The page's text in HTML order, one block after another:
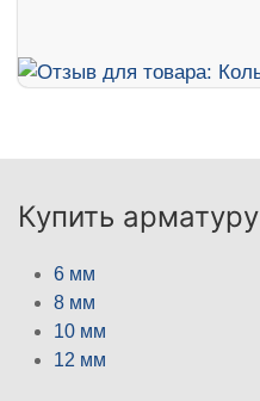
Купить арматуру
6 мм
8 мм
10 мм
12 мм